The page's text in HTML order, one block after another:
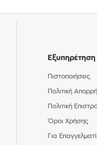
Εξυπηρέτηση
Πιστοποιήσεις
Πολιτική
Πολιτική
Όροι Χρήσης
Για